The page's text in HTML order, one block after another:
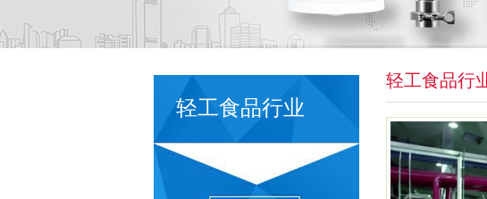
轻工食品行业
轻工食品行